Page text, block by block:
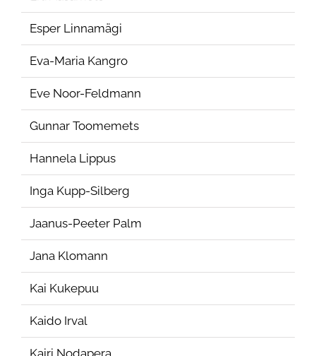
Esper Linnamägi
Eva-Maria Kangro
Eve Noor-Feldmann
Gunnar Toomemets
Hannela Lippus
Inga Kupp-Silberg
Jaanus-Peeter Palm
Jana Klomann
Kai Kukepuu
Kaido Irval
Kairi Nodapera